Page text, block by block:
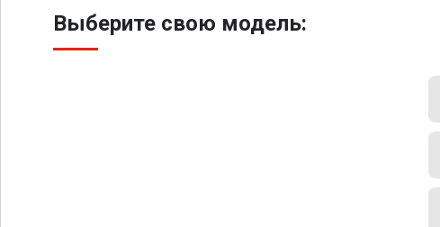
Выберите свою модель: